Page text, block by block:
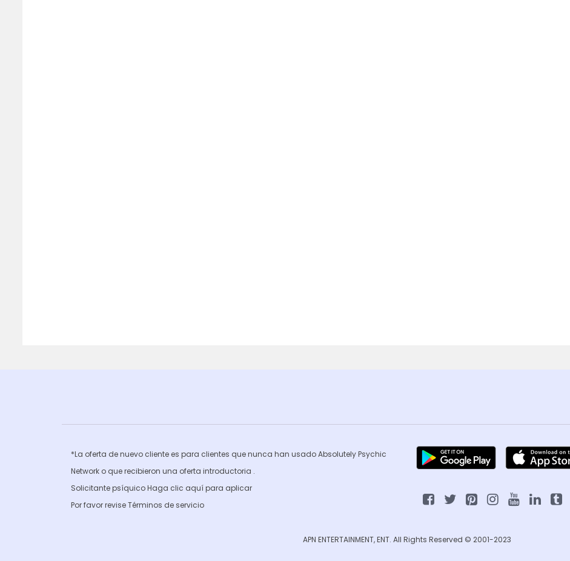
*La oferta de nuevo cliente es para clientes que nunca han usado Absolutely Psychic
Network o que recibieron una oferta introductoria .
Solicitante psíquico Haga clic aquí para aplicar
Por favor reviseTérminos de servicio
APN ENTERTAINMENT, ENT. All Rights Reserved © 2001-2023